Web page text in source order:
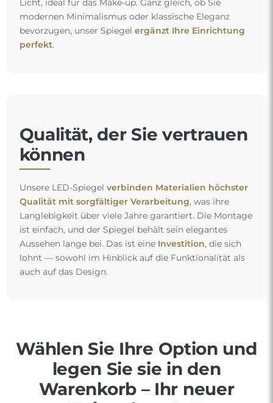
Licht, ideal für das Make-up. Ganz gleich, ob Sie
modernen Minimalismus oder klassische Eleganz
bevorzugen, unser Spiegel ergänzt Ihre Einrichtung
perfekt.
Qualität, der Sie vertrauen
können
Unsere LED-Spiegel verbinden Materialien höchster
Qualität mit sorgfältiger Verarbeitung, was ihre
Langlebigkeit über viele Jahre garantiert. Die Montage
ist einfach, und der Spiegel behält sein elegantes
Aussehen lange bei. Das ist eine Investition, die sich
lohnt — sowohl im Hinblick auf die Funktionalität als
auch auf das Design.
Wählen Sie Ihre Option und
legen Sie sie in den
Warenkorb – Ihr neuer